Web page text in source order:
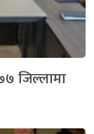
जिल्लामा